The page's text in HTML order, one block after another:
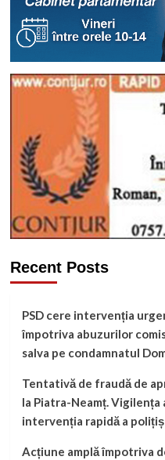
Recent Posts
PSD cere intervenția
împotriva abuzurilor
salva pe condamnatul
Tentativă de fraudă de
la Piatra-Neamț. Vigilența
intervenția rapidă a
Acțiune amplă împotriva